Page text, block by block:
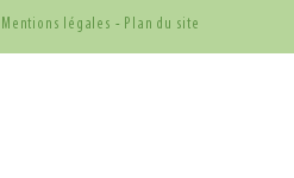
Mentions légales - Plan du site